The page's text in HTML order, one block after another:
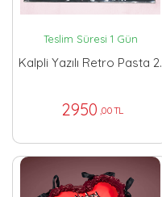
Teslim Süresi 1 Gün
Kalpli Yazılı Retro Pasta 2.
2950 ,00 TL